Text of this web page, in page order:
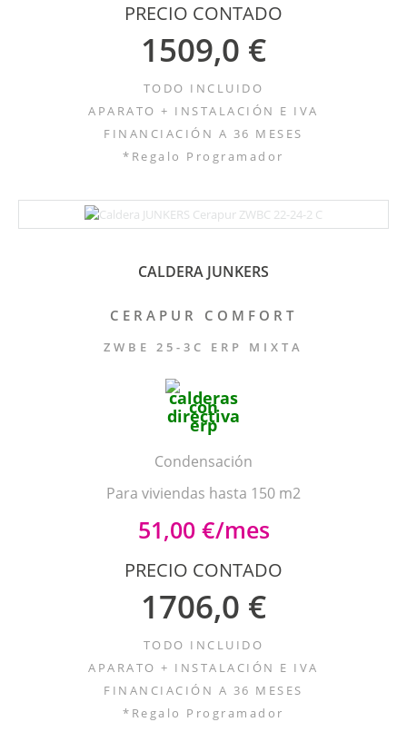
PRECIO CONTADO
1509,0 €
TODO INCLUIDO
APARATO + INSTALACIÓN E IVA
FINANCIACIÓN A 36 MESES
*Regalo Programador
CALDERA JUNKERS
CERAPUR COMFORT
ZWBE 25-3C ERP MIXTA
Condensación
Para viviendas hasta 150 m2
51,00 €/mes
PRECIO CONTADO
1706,0 €
TODO INCLUIDO
APARATO + INSTALACIÓN E IVA
FINANCIACIÓN A 36 MESES
*Regalo Programador